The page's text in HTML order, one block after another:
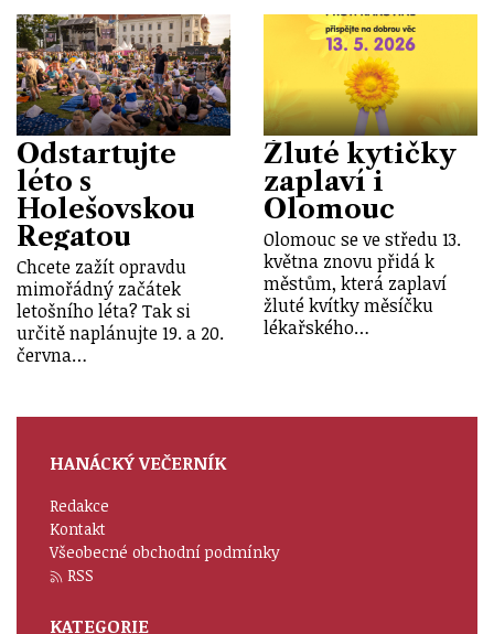
Odstartujte
léto s
Holešovskou
Regatou
Chcete zažít opravdu
mimořádný začátek
letošního léta? Tak si
určitě naplánujte 19. a 20.
června…
Žluté kytičky
zaplaví i
Olomouc
Olomouc se ve středu 13.
května znovu přidá k
městům, která zaplaví
žluté kvítky měsíčku
lékařského…
HANÁCKÝ VEČERNÍK
Redakce
Kontakt
Všeobecné obchodní podmínky
RSS
KATEGORIE